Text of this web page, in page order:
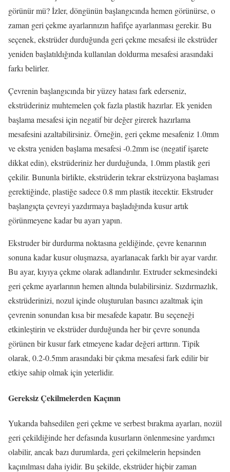
görünür mü?İzler, döngünün başlangıcında hemen görünürse, o
zaman geri çekme ayarlarınızın hafifçe ayarlanması gerekir. Bu
seçenek, ekstrüder durduğunda geri çekme mesafesi ile ekstrüder
yeniden başlatıldığında kullanılan doldurma mesafesi arasındaki
farkı belirler.
Çevrenin başlangıcında bir yüzey hatası fark ederseniz,
ekstrüderiniz muhtemelen çok fazla plastik hazırlar. Ek yeniden
başlama mesafesi için negatif bir değer girerek hazırlama
mesafesini azaltabilirsiniz. Örneğin, geri çekme mesafeniz 1.0mm
ve ekstra yeniden başlama mesafesi -0.2mm ise (negatif işarete
dikkat edin), ekstrüderiniz her durduğunda, 1.0mm plastik geri
çekilir. Bununla birlikte, ekstrüderin tekrar ekstrüzyona başlaması
gerektiğinde, plastiğe sadece 0.8 mm plastik itecektir. Ekstruder
başlangıçta çevreyi yazdırmaya başladığında kusur artık
görünmeyene kadar bu ayarı yapın.
Ekstruder bir durdurma noktasına geldiğinde, çevre kenarının
sonuna kadar kusur oluşmazsa, ayarlanacak farklı bir ayar vardır.
Bu ayar, kıyıya çekme olarak adlandırılır. Extruder sekmesindeki
geri çekme ayarlarının hemen altında bulabilirsiniz. Sızdırmazlık,
ekstrüderinizi, nozul içinde oluşturulan basıncı azaltmak için
çevrenin sonundan kısa bir mesafede kapatır. Bu seçeneği
etkinleştirin ve ekstrüder durduğunda her bir çevre sonunda
görünen bir kusur fark etmeyene kadar değeri arttırın. Tipik
olarak, 0.2-0.5mm arasındaki bir çıkma mesafesi fark edilir bir
etkiye sahip olmak için yeterlidir.
Gereksiz Çekilmelerden Kaçının
Yukarıda bahsedilen geri çekme ve serbest bırakma ayarları, nozül
geri çekildiğinde her defasında kusurların önlenmesine yardımcı
olabilir, ancak bazı durumlarda, geri çekilmelerin hepsinden
kaçınılması daha iyidir. Bu şekilde, ekstrüder hiçbir zaman